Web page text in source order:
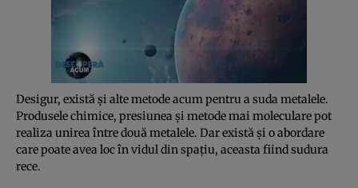
Desigur, există și alte metode acum pentru a suda metalele.
Produsele chimice, presiunea și metode mai moleculare pot
realiza unirea între două metalele. Dar există și o abordare
care poate avea loc în vidul din spațiu, aceasta fiind sudura
rece.